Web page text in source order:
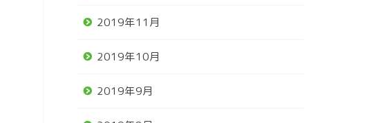
2019年11月
2019年10月
2019年9月